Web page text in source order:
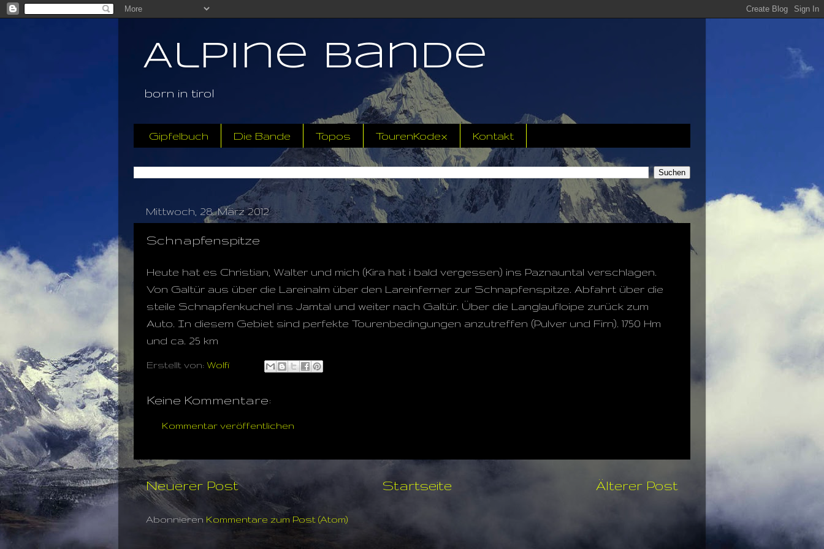
Alpine Bande
born in tirol
Gipfelbuch Die Bande Topos TourenKodex Kontakt
Mittwoch, 28. März 2012
Schnapfenspitze
Heute hat es Christian, Walter und mich (Kira hat i bald vergessen) ins Paznauntal verschlagen.
Von Galtür aus über die Lareinalm über den Lareinferner zur Schnapfenspitze. Abfahrt über die
steile Schnapfenkuchel ins Jamtal und weiter nach Galtür. Über die Langlaufloipe zurück zum
Auto. In diesem Gebiet sind perfekte Tourenbedingungen anzutreffen (Pulver und Firn). 1750 Hm
und ca. 25 km
Erstellt von: Wolfi
Keine Kommentare:
Kommentar veröffentlichen
Neuerer Post Älterer Post
Startseite
Abonnieren Kommentare zum Post (Atom)